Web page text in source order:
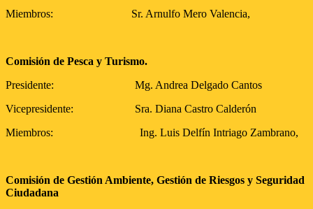
Miembros: Sr. Arnulfo Mero Valencia,
Comisión de Pesca y Turismo.
Presidente: Mg. Andrea Delgado Cantos
Vicepresidente: Sra. Diana Castro Calderón
Miembros: Ing. Luis Delfín Intriago Zambrano,
Comisión de Gestión Ambiente, Gestión de Riesgos y Seguridad
Ciudadana